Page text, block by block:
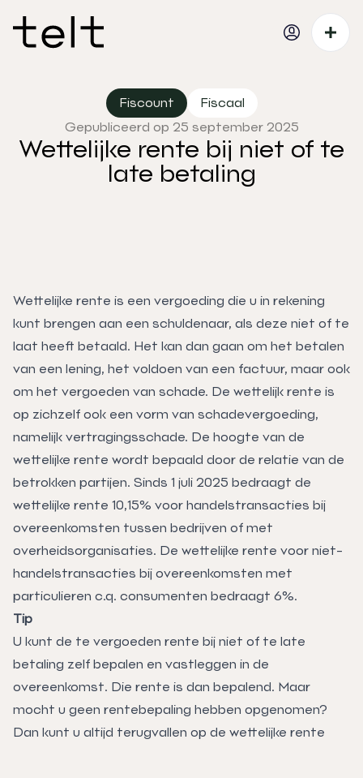
Fiscount
Fiscaal
Gepubliceerd op 25 september 2025
Wettelijke rente bij niet of te
late betaling
Wettelijke rente is een vergoeding die u in rekening
kunt brengen aan een schuldenaar, als deze niet of te
laat heeft betaald. Het kan dan gaan om het betalen
van een lening, het voldoen van een factuur, maar ook
om het vergoeden van schade. De wettelijk rente is
op zichzelf ook een vorm van schadevergoeding,
namelijk vertragingsschade. De hoogte van de
wettelijke rente wordt bepaald door de relatie van de
betrokken partijen. Sinds 1 juli 2025 bedraagt de
wettelijke rente 10,15% voor handelstransacties bij
overeenkomsten tussen bedrijven of met
overheidsorganisaties. De wettelijke rente voor niet-
handelstransacties bij overeenkomsten met
particulieren c.q. consumenten bedraagt 6%.
Tip
U kunt de te vergoeden rente bij niet of te late
betaling zelf bepalen en vastleggen in de
overeenkomst. Die rente is dan bepalend. Maar
mocht u geen rentebepaling hebben opgenomen?
Dan kunt u altijd terugvallen op de wettelijke rente